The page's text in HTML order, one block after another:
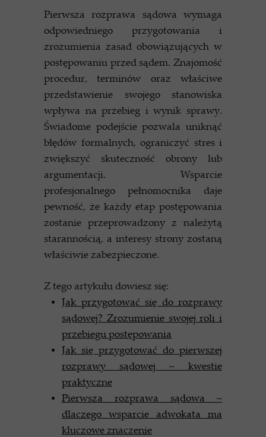
Pierwsza rozprawa sądowa wymaga
odpowiedniego przygotowania i
zrozumienia zasad obowiązujących w
postępowaniu przed sądem. Znajomość
procedur, terminów oraz właściwe
przedstawienie swojego stanowiska
wpływa na przebieg i wynik sprawy.
Świadome podejście pozwala uniknąć
błędów formalnych, ograniczyć stres i
zwiększyć skuteczność obrony lub
argumentacji. Wsparcie
profesjonalnego pełnomocnika daje
pewność, że każdy etap postępowania
zostanie przeprowadzony z należytą
starannością, a interesy strony zostaną
właściwie zabezpieczone.
Z tego artykułu dowiesz się:
Jak przygotować się do rozprawy
sądowej? Zrozumienie swojej roli i
przebiegu postępowania
Jak się przygotować do pierwszej
rozprawy sądowej – kwestie
praktyczne
Pierwsza rozprawa sądowa –
dlaczego wsparcie adwokata ma
kluczowe znaczenie